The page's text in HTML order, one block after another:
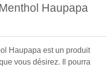
Haupapa
Haupapa est un produit
vous désirez. Il pourra